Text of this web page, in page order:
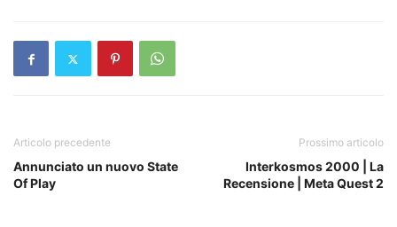
Articolo precedente
Annunciato un nuovo State
Of Play
Prossimo articolo
Interkosmos 2000 | La
Recensione | Meta Quest 2